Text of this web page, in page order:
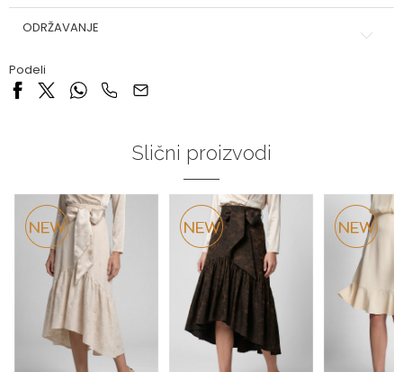
ODRŽAVANJE
Podeli
Slični proizvodi